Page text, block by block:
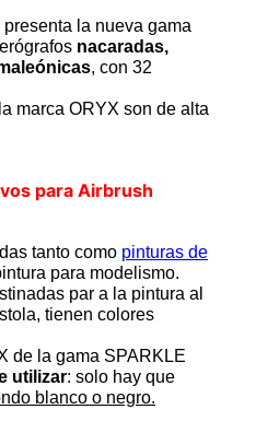
la nueva gama
nacaradas,
, con 32
marca ORYX son de alta
para Airbrush
tanto como pinturas de
para modelismo.
par a la pintura al
tienen colores
de la gama SPARKLE
utilizar: solo hay que
blanco o negro.